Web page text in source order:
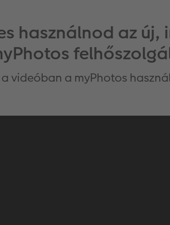
használnod az új,
videóban a myPhotos